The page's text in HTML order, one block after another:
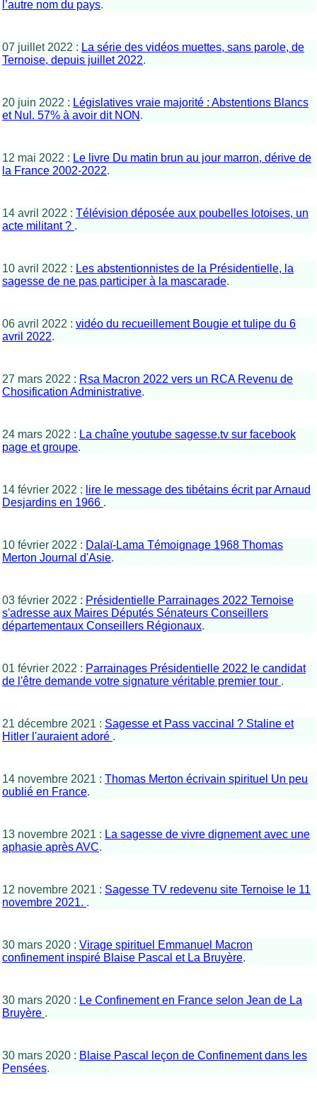
l’autre nom du pays.
07 juillet 2022 : La série des vidéos muettes, sans parole, de
Ternoise, depuis juillet 2022.
20 juin 2022 : Législatives vraie majorité : Abstentions Blancs
et Nul. 57% à avoir dit NON .
12 mai 2022 : Le livre Du matin brun au jour marron, dérive de
la France 2002-2022.
14 avril 2022 : Télévision déposée aux poubelles lotoises, un
acte militant ? .
10 avril 2022 : Les abstentionnistes de la Présidentielle, la
sagesse de ne pas participer à la mascarade.
06 avril 2022 : vidéo du recueillement Bougie et tulipe du 6
avril 2022.
27 mars 2022 : Rsa Macron 2022 vers un RCA Revenu de
Chosification Administrative.
24 mars 2022 : La chaîne youtube sagesse.tv sur facebook
page et groupe.
14 février 2022 : lire le message des tibétains écrit par Arnaud
Desjardins en 1966 .
10 février 2022 : Dalaï-Lama Témoignage 1968 Thomas
Merton Journal d'Asie.
03 février 2022 : Présidentielle Parrainages 2022 Ternoise
s'adresse aux Maires Députés Sénateurs Conseillers
départementaux Conseillers Régionaux.
01 février 2022 : Parrainages Présidentielle 2022 le candidat
de l'être demande votre signature véritable premier tour .
21 décembre 2021 : Sagesse et Pass vaccinal ? Staline et
Hitler l'auraient adoré .
14 novembre 2021 : Thomas Merton écrivain spirituel Un peu
oublié en France.
13 novembre 2021 : La sagesse de vivre dignement avec une
aphasie après AVC.
12 novembre 2021 : Sagesse TV redevenu site Ternoise le 11
novembre 2021. .
30 mars 2020 : Virage spirituel Emmanuel Macron
confinement inspiré Blaise Pascal et La Bruyère.
30 mars 2020 : Le Confinement en France selon Jean de La
Bruyère .
30 mars 2020 : Blaise Pascal leçon de Confinement dans les
Pensées.